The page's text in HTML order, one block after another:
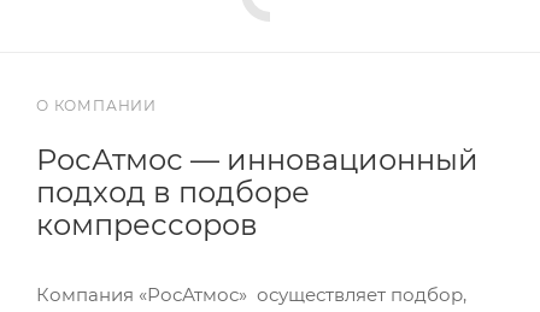
О КОМПАНИИ
РосАтмос — инновационный
подход в подборе
компрессоров
Компания «РосАтмос» осуществляет подбор,